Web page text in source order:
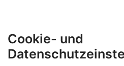
Informationen
Versteigerungsbedingungen
Cookie- und